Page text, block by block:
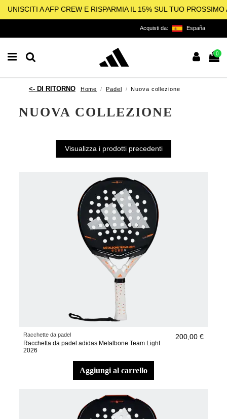
UNISCITI A AFP CREW E RISPARMIA IL 15% SUL TUO PROSSIMO
Acquisti da: España
0
Home Padel Nuova collezione
NUOVA COLLEZIONE
Visualizza i prodotti precedenti
Racchette da padel
Racchetta da padel adidas Metalbone Team Light
2026
200,00 €
aggiungi al carrello